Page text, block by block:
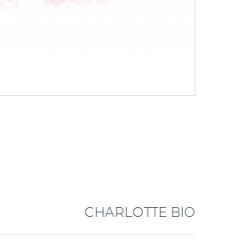
CHARLOTTE BIO